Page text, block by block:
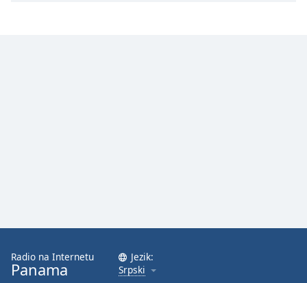
Radio na Internetu
Panama
Jezik:
Srpski